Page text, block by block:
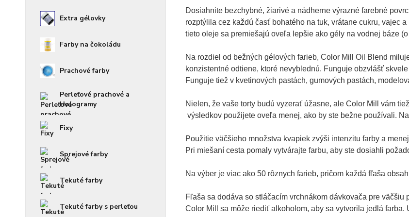
Extra gélovky
Farby na čokoládu
Prachové farby
Perleťové prachové a
Hologramy
Fixy
Sprejové farby
Tekuté farby
Tekuté farby s perleťou
Dosiahnite bezchybné, žiarivé a nádherne výrazné farebné
rozptýlila cez každú časť bohatého na tuk, vrátane cukru, vajec
tieto oleje sa premiešajú oveľa lepšie ako gély na vodnej báze
Na rozdiel od bežných gélových farieb, Color Mill Oil Blend
konzistentné odtiene, ktoré nevyblednú. Funguje obzvlášť
Funguje tiež v kvetinových pastách, gumových pastách,
Nielen, že vaše torty budú vyzerať úžasne, ale Color Mill vám
výsledkov použijete oveľa menej, ako by ste bežne používali.
Použitie väčšieho množstva kvapiek zvýši intenzitu farby a
Pri miešaní cesta pomaly vytvárajte farbu, aby ste dosiahli
Na výber je viac ako 50 rôznych farieb, pričom každá fľaša
Fľaša sa dodáva so stláčacím vrchnákom dávkovača pre väčšiu
Color Mill sa môže riediť alkoholom, aby sa vytvorila jedlá